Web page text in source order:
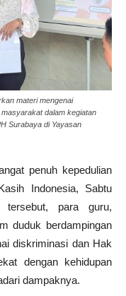
materi mengenai
dalam kegiatan
Surabaya di Yayasan
penuh kepedulian
Indonesia, Sabtu
tersebut, para guru,
duduk berdampingan
diskriminasi dan Hak
dengan kehidupan
dampaknya.